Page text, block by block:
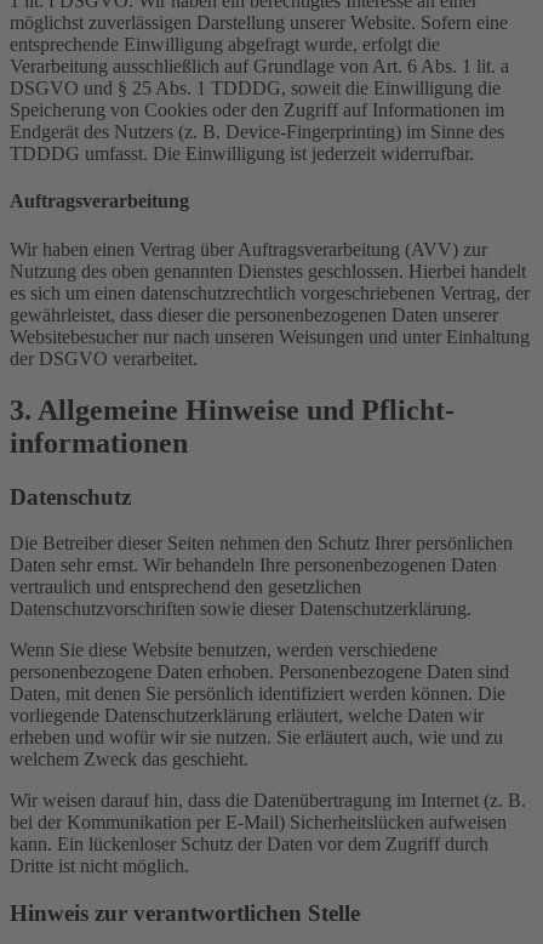
möglichst zuverlässigen Darstellung unserer Website. Sofern eine
entsprechende Einwilligung abgefragt wurde, erfolgt die
Verarbeitung ausschließlich auf Grundlage von Art. 6 Abs. 1 lit. a
DSGVO und § 25 Abs. 1 TDDDG, soweit die Einwilligung die
Speicherung von Cookies oder den Zugriff auf Informationen im
Endgerät des Nutzers (z. B. Device-Fingerprinting) im Sinne des
TDDDG umfasst. Die Einwilligung ist jederzeit widerrufbar.
Auftragsverarbeitung
Wir haben einen Vertrag über Auftragsverarbeitung (AVV) zur
Nutzung des oben genannten Dienstes geschlossen. Hierbei handelt
es sich um einen datenschutzrechtlich vorgeschriebenen Vertrag, der
gewährleistet, dass dieser die personenbezogenen Daten unserer
Websitebesucher nur nach unseren Weisungen und unter Einhaltung
der DSGVO verarbeitet.
3. Allgemeine Hinweise und Pflicht­
informationen
Datenschutz
Die Betreiber dieser Seiten nehmen den Schutz Ihrer persönlichen
Daten sehr ernst. Wir behandeln Ihre personenbezogenen Daten
vertraulich und entsprechend den gesetzlichen
Datenschutzvorschriften sowie dieser Datenschutzerklärung.
Wenn Sie diese Website benutzen, werden verschiedene
personenbezogene Daten erhoben. Personenbezogene Daten sind
Daten, mit denen Sie persönlich identifiziert werden können. Die
vorliegende Datenschutzerklärung erläutert, welche Daten wir
erheben und wofür wir sie nutzen. Sie erläutert auch, wie und zu
welchem Zweck das geschieht.
Wir weisen darauf hin, dass die Datenübertragung im Internet (z. B.
bei der Kommunikation per E-Mail) Sicherheitslücken aufweisen
kann. Ein lückenloser Schutz der Daten vor dem Zugriff durch
Dritte ist nicht möglich.
Hinweis zur verantwortlichen Stelle